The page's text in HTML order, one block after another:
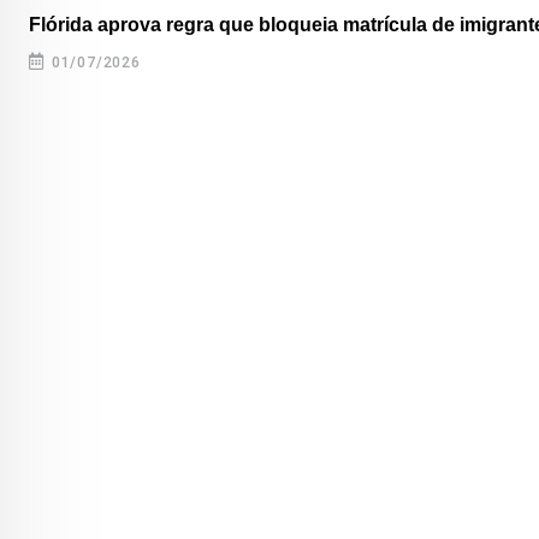
Flórida aprova regra que bloqueia matrícula de
01/07/2026